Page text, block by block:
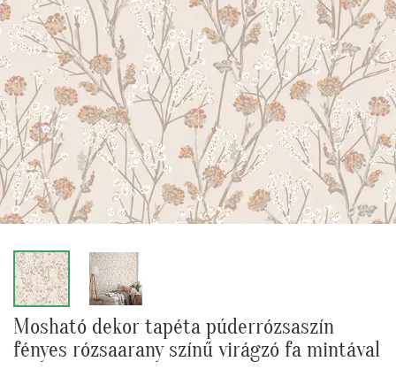
Mosható dekor tapéta púderrózsaszín
fényes rózsaarany színű virágzó fa mintával